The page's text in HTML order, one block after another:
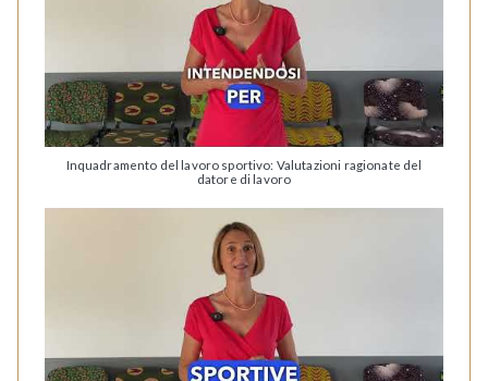
Inquadramento del lavoro sportivo: Valutazioni ragionate del
datore di lavoro